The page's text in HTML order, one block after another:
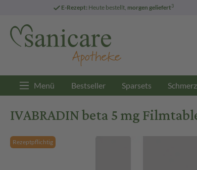
E-Rezept: Heute bestellt, morgen geliefert3
Menü Bestseller Sparsets
IVABRADIN beta 5 mg
Rezeptpflichtig